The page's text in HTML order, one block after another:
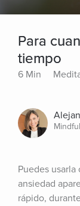
Para
tiempo
6 Min
Puedes
ansiedad
rápido,